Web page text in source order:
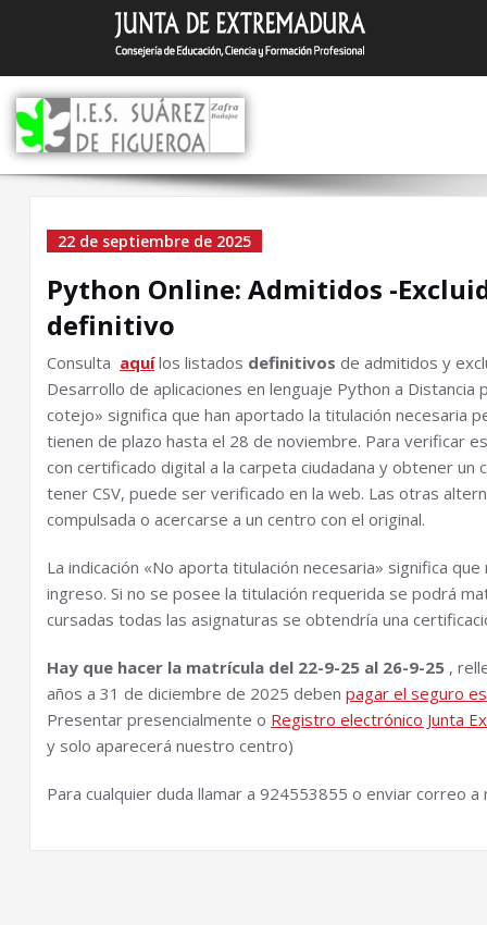
Saltar
contenido
Python Online:
Excluidos 25-26 Listado
definitivo
22 de septiembre de 2025
Python Online: Admitidos -
definitivo
Consulta aquílos listados definitivos de admitidos y
Desarrollo de aplicaciones en lenguaje Python a Distancia
cotejo» significa que han aportado la titulación necesaria
tienen de plazo hasta el 28 de noviembre. Para verificar
con certificado digital a la carpeta ciudadana y obtener
tener CSV, puede ser verificado en la web. Las otras
compulsada o acercarse a un centro con el original.
La indicación «No aporta titulación necesaria» significa
ingreso. Si no se posee la titulación requerida se podrá
cursadas todas las asignaturas se obtendría una
Hay que hacer la matrícula del 22-9-25 al 26-9-25 ,
años a 31 de diciembre de 2025 deben pagar el seguro
Presentar presencialmente o Registro electrónico Junta
y solo aparecerá nuestro centro)
Para cualquier duda llamar a 924553855 o enviar correo